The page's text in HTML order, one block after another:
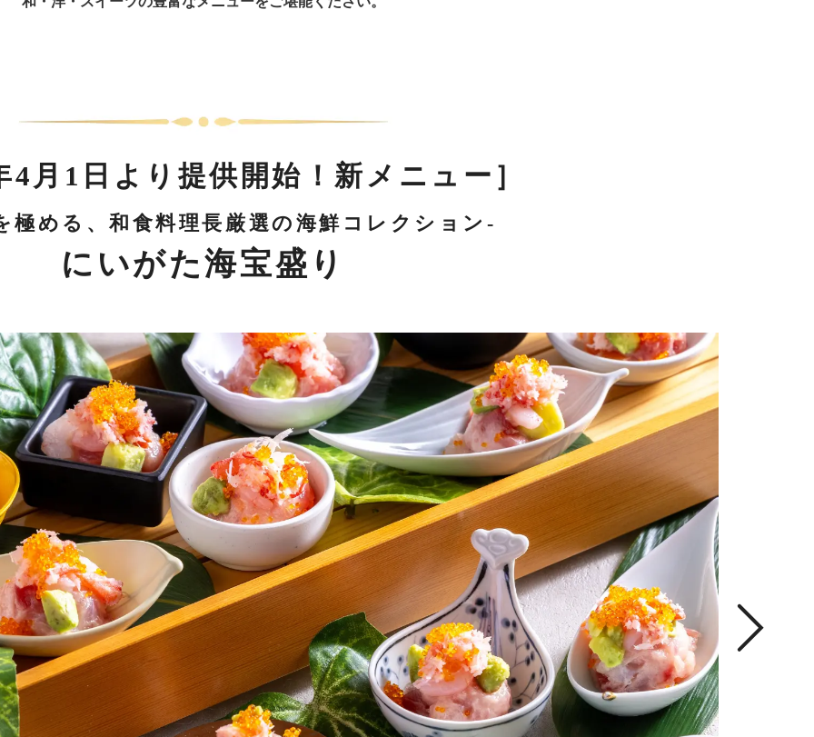
4月1日より提供開始！新メニュー］
極める、和食料理長厳選の海鮮コレクション-
にいがた海宝盛り